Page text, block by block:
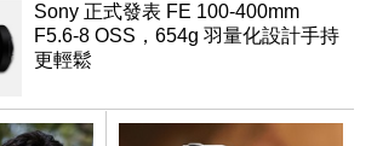
Sony 正式發表 FE 100-400mm
F5.6-8 OSS，654g 羽量化設計手持
更輕鬆